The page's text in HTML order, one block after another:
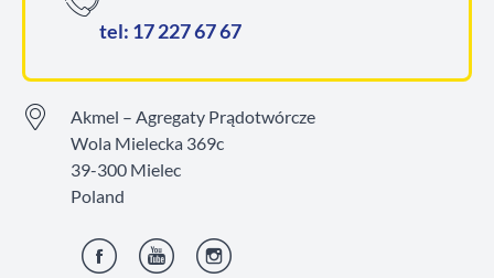
tel: 17 227 67 67
Akmel – Agregaty Prądotwórcze
Wola Mielecka 369c
39-300 Mielec
Poland